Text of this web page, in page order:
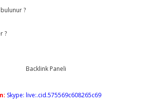
?
?
Skype: live:.cid.575569c608265c69